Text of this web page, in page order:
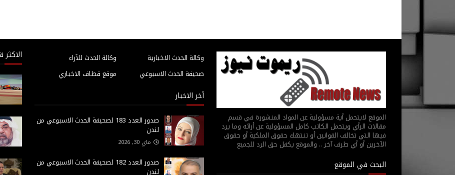
الموقع لايتحمل أية مسؤولية عن المواد المنشورة في قسم
مقالات الرأي ويتحمل الكاتب كامل المسؤولية عن أرائه وما يرد
فيها التي تخالف القوانين أو تنتهك حقوق الملكية أو حقوق
الآخرين أو أي طرف آخر .. والموقع يكفل حق الرد للجميع
البحث في الموقع
وكالة الحدث للآراء
وكالة الحدث الاخبارية
موقع قطاف الاخباري
صحيفة الحدث الاسبوعي
أخر الاخبار
صدور العدد 183 لصحيفة الحدث الاسبوعي من
لندن
ماي 30, 2026
صدور العدد 182 لصحيفة الحدث الاسبوعي من
لندن
الاكثر